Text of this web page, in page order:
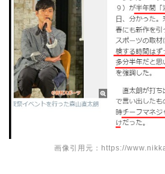
画像引用元：https://